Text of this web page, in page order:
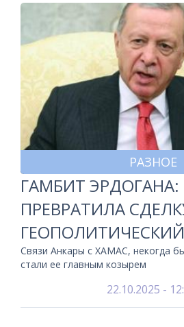
РАЗНОЕ
ГАМБИТ ЭРДОГАНА:
ПРЕВРАТИЛА
Связи Анкары с ХАМАС, некогда
стали ее главным козырем
22.10.2025 -